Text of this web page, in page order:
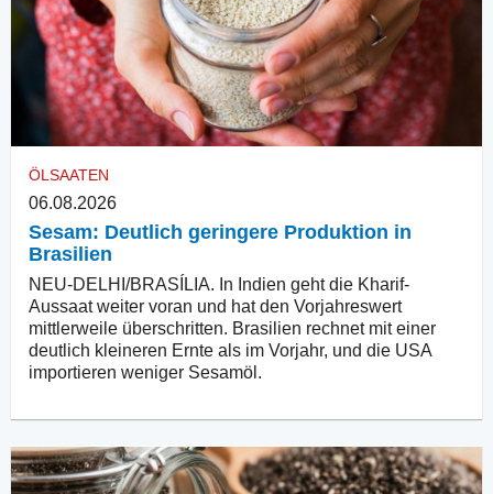
ÖLSAATEN
06.08.2026
Sesam: Deutlich geringere Produktion in
Brasilien
NEU-DELHI/BRASÍLIA. In Indien geht die Kharif-
Aussaat weiter voran und hat den Vorjahreswert
mittlerweile überschritten. Brasilien rechnet mit einer
deutlich kleineren Ernte als im Vorjahr, und die USA
importieren weniger Sesamöl.